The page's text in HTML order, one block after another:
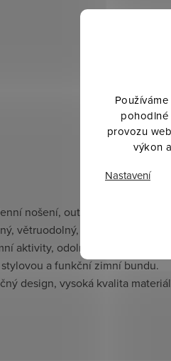
pohodlné
provozu
výkon
Nastavení
nošení, outdoorové aktivity.
větruodolný, tepelná izolace,
aktivity, odolná a pohodlná pro
a funkční zimní bundu.
design, vysoká kvalita